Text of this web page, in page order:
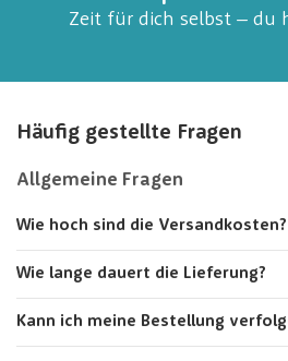
Zeit für dich selbst – du
Häufig gestellte Fragen
Allgemeine Fragen
Wie hoch sind die Versandkosten?
Wie lange dauert die Lieferung?
Kann ich meine Bestellung